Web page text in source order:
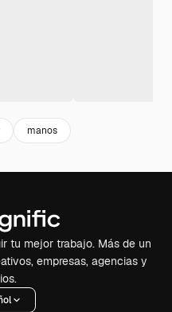
manos
tu mejor trabajo. Más de un
empresas, agencias y